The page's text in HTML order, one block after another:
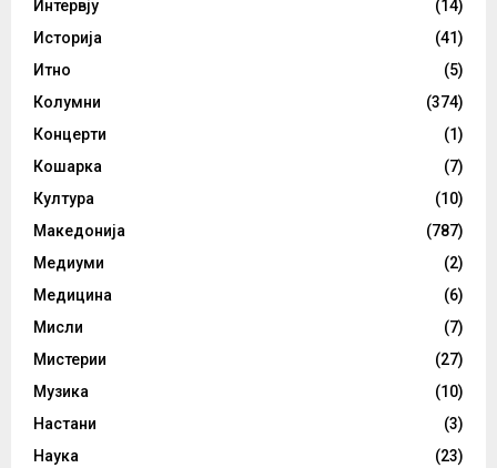
Интервју
(14)
Историја
(41)
Итно
(5)
Колумни
(374)
Концерти
(1)
Кошарка
(7)
Култура
(10)
Македонија
(787)
Медиуми
(2)
Медицина
(6)
Мисли
(7)
Мистерии
(27)
Музика
(10)
Настани
(3)
Наука
(23)